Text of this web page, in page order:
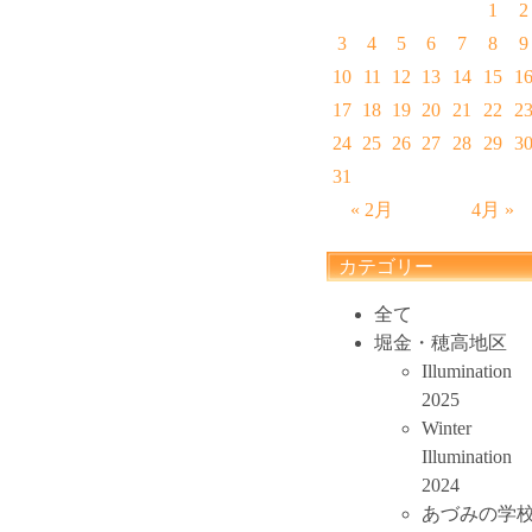
« 2月 4月 »
1
2
3
4 5 6 7 8
9
10
11 12 13 14 15
16
17 18 19 20 21 22
23
24 25 26 27 28 29
30
31
カテゴリー
全て
堀金・穂高地区
Illumination
2025
Winter
Illumination
2024
あづみの学